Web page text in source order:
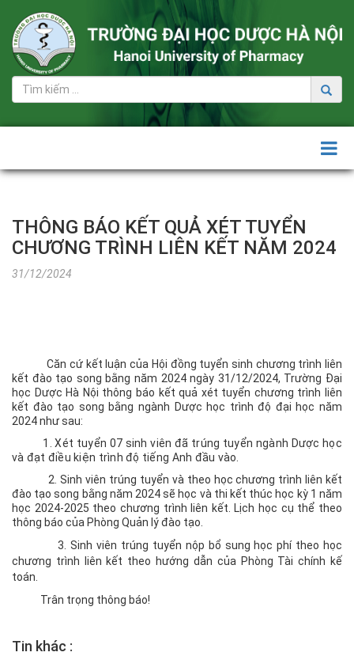
Tuyển
sinh
Đại
tuyển
học
tin
+ Chỉ
tiêu
và
chuẩn
hàng
+ Ngành
đào
đại
học
liên
THÔNG BÁO KẾT QUẢ XÉT TUYỂN
CHƯƠNG TRÌNH LIÊN KẾT NĂM 2024
31/12/2024
Căn cứ kết luận của Hội đồng tuyển sinh chương trình liên
kết đào tạo song bằng năm 2024 ngày 31/12/2024, Trường Đại
học Dược Hà Nội thông báo kết quả xét tuyển chương trình liên
kết đào tạo song bằng ngành Dược học trình độ đại học năm
2024 như sau:
1. Xét tuyển 07 sinh viên đã trúng tuyển ngành Dược học
và đạt điều kiện trình độ tiếng Anh đầu vào
2. Sinh viên trúng tuyển và theo học chương trình liên kết
đào tạo song bằng năm 2024 sẽ học và thi kết thúc học kỳ 1 năm
học 2024-2025 theo chương trình liên kết. Lịch học cụ thể theo
thông báo của Phòng Quản lý đào tạo.
3. Sinh viên trúng tuyển nộp bổ sung học phí theo học
chương trình liên kết theo hướng dẫn của Phòng Tài chính kế
toán.
Trân trọng thông báo!
Tin khác :